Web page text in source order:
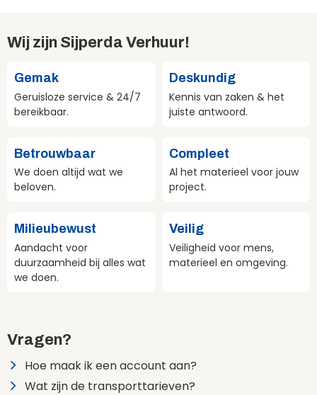
Wij zijn Sijperda Verhuur!
Gemak
Geruisloze service & 24/7
bereikbaar.
Deskundig
Kennis van zaken & het
juiste antwoord.
Betrouwbaar
We doen altijd wat we
beloven.
Compleet
Al het materieel voor jouw
project.
Milieubewust
Aandacht voor
duurzaamheid bij alles wat
we doen.
Veilig
Veiligheid voor mens,
materieel en omgeving.
Vragen?
Hoe maak ik een account aan?
Wat zijn de transporttarieven?